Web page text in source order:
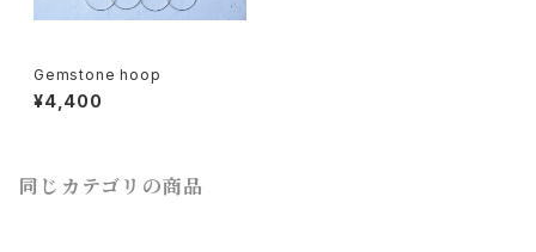
Gemstone hoop
¥4,400
同じカテゴリの商品